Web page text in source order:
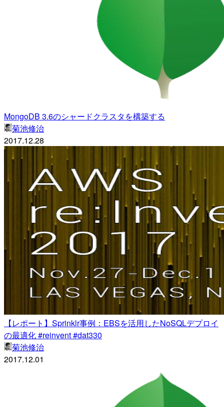
MongoDB 3.6のシャードクラスタを構築する
菊池修治
2017.12.28
【レポート】Sprinklr事例：EBSを活用したNoSQLデプロイ
の最適化 #reinvent #dat330
菊池修治
2017.12.01